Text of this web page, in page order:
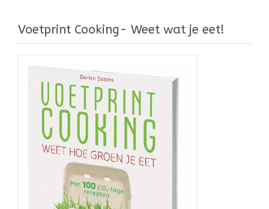
Voetprint Cooking- Weet wat je eet!